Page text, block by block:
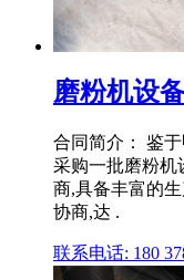
磨粉机设
合同简介： 鉴
采购一批磨粉机
商,具备丰富的
协商,达 .
联系电话: 180